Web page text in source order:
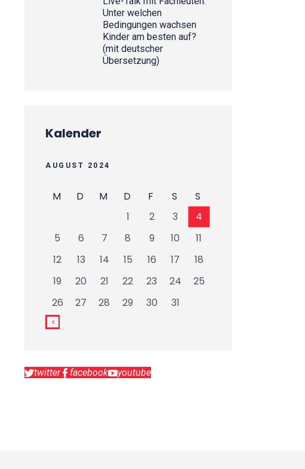
Unter welchen
Bedingungen wachsen
Kinder am besten auf?
(mit deutscher
Übersetzung)
Kalender
AUGUST 2024
M D M D F S
S
1
2 3
4
5
6 7 8 9 10
11
12
13 14 15 16 17
18
19
20 21 22 23 24
25
26
27 28 29 30 31
twitter facebook youtube